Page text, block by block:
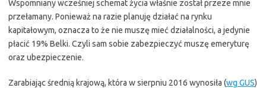
Wspomniany wcześniej schemat życia właśnie został przeze mnie
przełamany. Ponieważ na razie planuję działać na rynku
kapitałowym, oznacza to że nie muszę mieć działalności, a jedynie
płacić 19% Belki. Czyli sam sobie zabezpieczyć muszę emeryturę
oraz ubezpieczenie.
Zarabiając średnią krajową, która w sierpniu 2016 wynosiła (wg GUS)